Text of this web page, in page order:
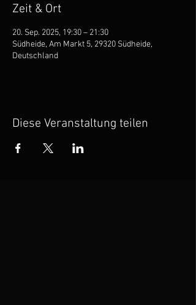
Zeit & Ort
20. Sep. 2025, 19:30 – 21:30
Südheide, Am Markt 5, 29320 Südheide,
Deutschland
Diese Veranstaltung teilen